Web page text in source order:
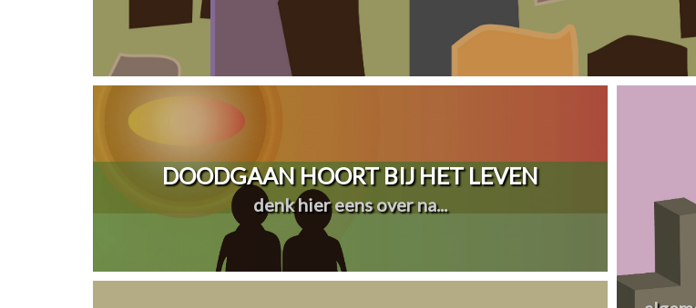
DOODGAAN HOORT BIJ HET LEVEN
denk hier eens over na...